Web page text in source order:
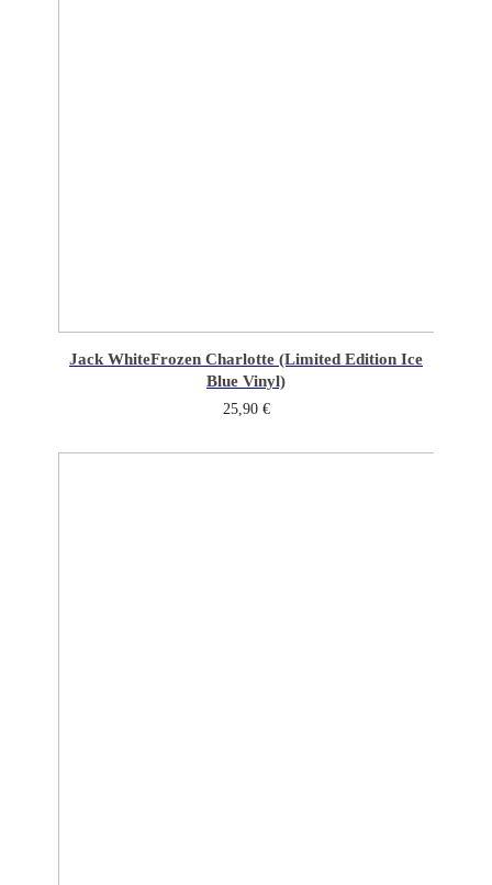
Jack WhiteFrozen Charlotte (Limited Edition Ice
Blue Vinyl)
25,90 €